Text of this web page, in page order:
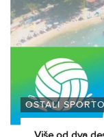
OSTALI